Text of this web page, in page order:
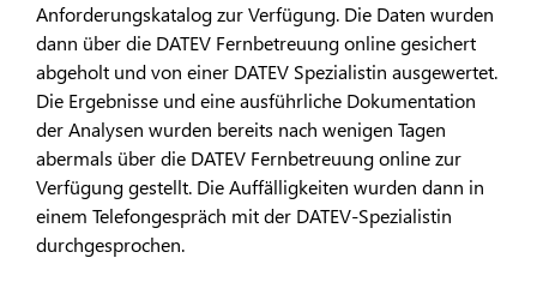
Anforderungskatalog zur Verfügung. Die Daten wurden
dann über die DATEV Fernbetreuung online gesichert
abgeholt und von einer DATEV Spezialistin ausgewertet.
Die Ergebnisse und eine ausführliche Dokumentation
der Analysen wurden bereits nach wenigen Tagen
abermals über die DATEV Fernbetreuung online zur
Verfügung gestellt. Die Auffälligkeiten wurden dann in
einem Telefongespräch mit der DATEV-Spezialistin
durchgesprochen.